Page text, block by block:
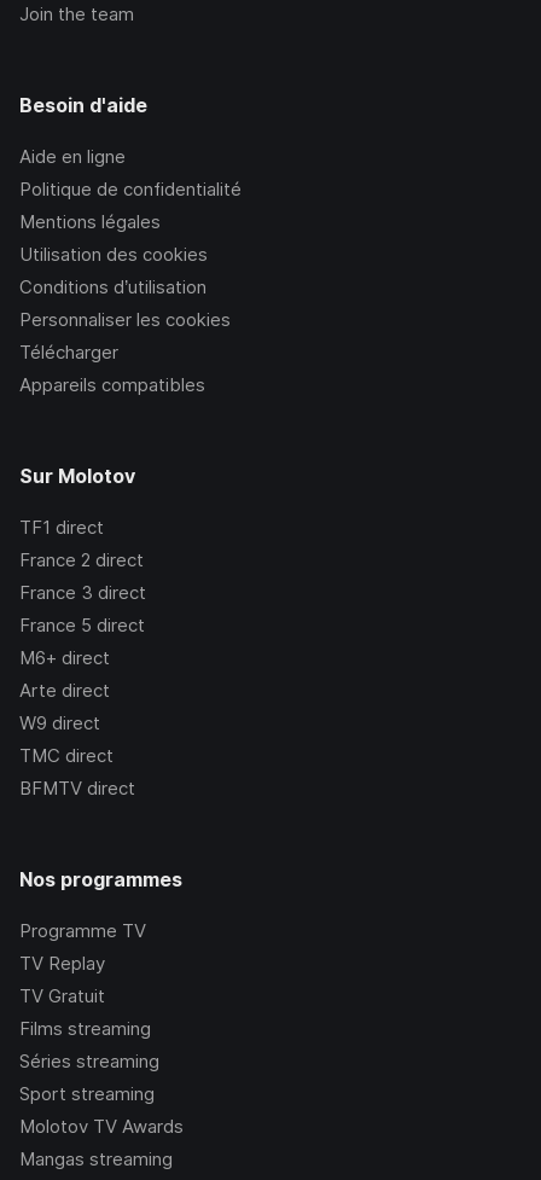
Join the team
Besoin d'aide
Aide en ligne
Politique de confidentialité
Mentions légales
Utilisation des cookies
Conditions d’utilisation
Personnaliser les cookies
Télécharger
Appareils compatibles
Sur Molotov
TF1 direct
France 2 direct
France 3 direct
France 5 direct
M6+ direct
Arte direct
W9 direct
TMC direct
BFMTV direct
Nos programmes
Programme TV
TV Replay
TV Gratuit
Films streaming
Séries streaming
Sport streaming
Molotov TV Awards
Mangas streaming